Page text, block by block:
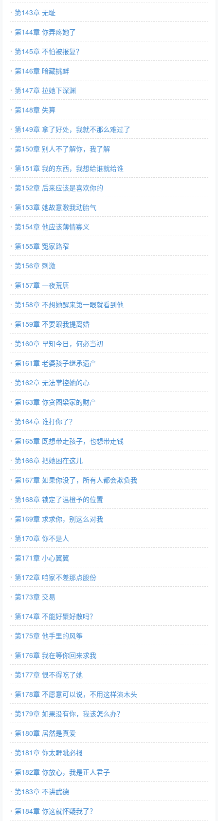
第143章 无耻
第144章 你弄疼她了
第145章 不怕被报复？
第146章 暗藏挑衅
第147章 拉她下深渊
第148章 失算
第149章 拿了好处，我就不那么难过了
第150章 别人不了解你，我了解
第151章 我的东西，我想给谁就给谁
第152章 后来应该是喜欢你的
第153章 她故意激我动胎气
第154章 他应该薄情寡义
第155章 冤家路窄
第156章 刺激
第157章 一夜荒唐
第158章 不想她醒来第一眼就看到他
第159章 不要跟我提离婚
第160章 早知今日，何必当初
第161章 老婆孩子继承遗产
第162章 无法掌控她的心
第163章 你贪图梁家的财产
第164章 谁打你了？
第165章 既想带走孩子，也想带走钱
第166章 把她困在这儿
第167章 如果你没了，所有人都会欺负我
第168章 锁定了温橙予的位置
第169章 求求你，别这么对我
第170章 你不是人
第171章 小心翼翼
第172章 咱家不差那点股份
第173章 交易
第174章 不能好聚好散吗？
第175章 他手里的风筝
第176章 我在等你回来求我
第177章 恨不得吃了她
第178章 不愿意可以说，不用这样演木头
第179章 如果没有你，我该怎么办？
第180章 居然是真爱
第181章 你太睚眦必报
第182章 你放心，我是正人君子
第183章 不讲武德
第184章 你这就怀疑我了？